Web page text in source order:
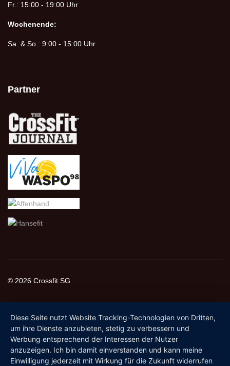
Fr.: 15:00 - 19:00 Uhr
Wochenende:
Sa. & So.: 9:00 - 15:00 Uhr
Partner
© 2026 Crossfit SG
Diese Seite nutzt Website Tracking-Technologien von Dritten,
um ihre Dienste anzubieten, stetig zu verbessern und
Werbung entsprechend der Interessen der Nutzer
anzuzeigen. Ich bin damit einverstanden und kann meine
Einwilligung jederzeit mit Wirkung für die Zukunft widerrufen